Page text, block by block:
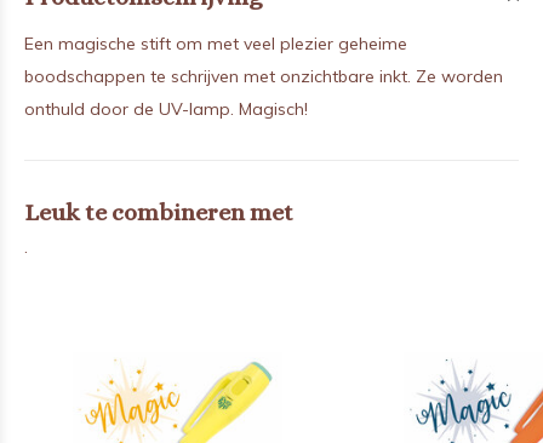
Een magische stift om met veel plezier geheime
boodschappen te schrijven met onzichtbare inkt. Ze worden
onthuld door de UV-lamp. Magisch!
Leuk te combineren met
.